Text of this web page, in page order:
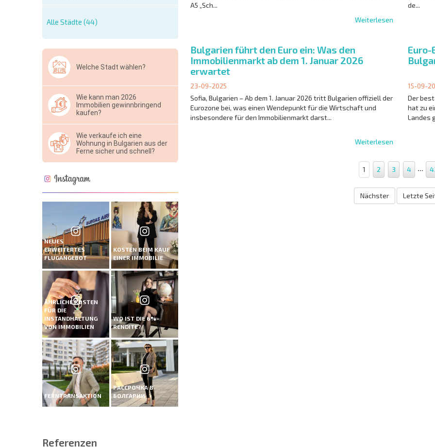
Alle Städte (44)
Welche Stadt wählen?
Wie kann man 2026
Immobilien gewinnbringend
kaufen?
Wie verkaufe ich eine
Wohnung in Bulgarien aus der
Ferne sicher und schnell?
NEUES
ERWEITERTES
FLUGANGEBOT
KOSTEN BEIM KAUF
EINER IMMOBILIE
ÄHRLICHE KOSTEN
FÜR DIE
INSTANDHALTUNG
VON IMMOBILIEN
WO IST DIE 6%-
RENDITE?
FERNTRANSAKTION
РАССРОЧКА В
БОЛГАРИИ
Referenzen
A5 „Sch...
Weiterlesen
de...
Bulgarien führt den Euro ein: Was den
Immobilienmarkt ab dem 1. Januar 2026
erwartet
23-09-2025
Sofia, Bulgarien – Ab dem 1. Januar 2026 tritt Bulgarien offiziell der
Eurozone bei, was einen Wendepunkt für die Wirtschaft und
insbesondere für den Immobilienmarkt darst...
Weiterlesen
Euro-
15-09-
Der
hat zu
Landes
1 2 3 4 ...
Nächster Letzte